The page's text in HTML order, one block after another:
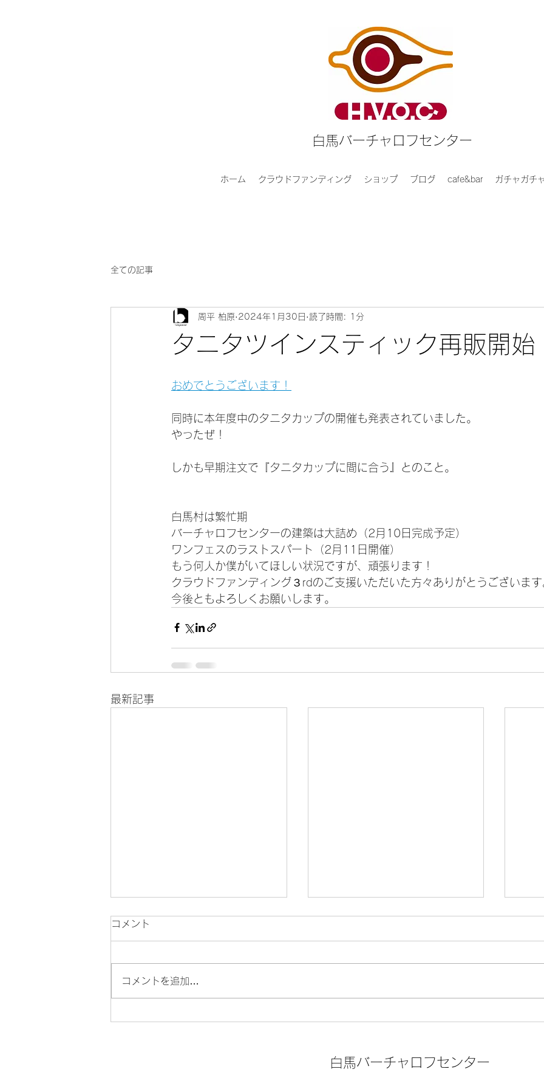
白馬バーチャロフセンター
ホーム クラウドファンディング ショップ ブログ cafe&bar ガチャガチ
全ての記事
タニタツインスティック再販開始
周平 柏原 2024年1月30日 読了時間: 1分
おめでとうございます！
同時に本年度中のタニタカップの開催も発表されていました。
やったぜ！
しかも早期注文で『タニタカップに間に合う』とのこと。
白馬村は繁忙期
バーチャロフセンターの建築は大詰め（2月10日完成予定）
ワンフェスのラストスパート（2月11日開催）
もう何人か僕がいてほしい状況ですが、頑張ります！
クラウドファンディング３rdのご支援いただいた方々ありがとうございま
今後ともよろしくお願いします。
最新記事
TSバッグ生産決定！
新商
コメント
コメントを追加…
白馬バーチャロフセンター